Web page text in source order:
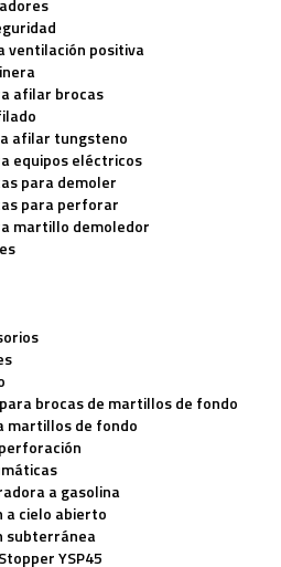
ventilación positiva
afilar brocas
afilar tungsteno
equipos eléctricos
para demoler
para perforar
martillo demoledor
brocas de martillos de fondo
martillos de fondo
a gasolina
a cielo abierto
subterránea
YSP45